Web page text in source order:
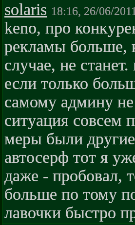
solaris 18:16, 26/06/
keno, про
рекламы больше,
случае, не
если только
самому админу
ситуация совсем
меры были
автосерф тот я
даже - пробовал,
больше по тому
лавочки быстро